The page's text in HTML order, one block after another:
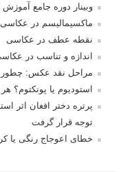
وبینار دوره جامع
ماکسیمالیسم در عکاسی
نقطه عطف در عکاسی
اندازه و تناسب در
مراحل نقد عکس: چطور
استودیوم یا
پرتره دختر افغان اثر
توجه قرار گرفت
خطای اعوجاج رنگی یا